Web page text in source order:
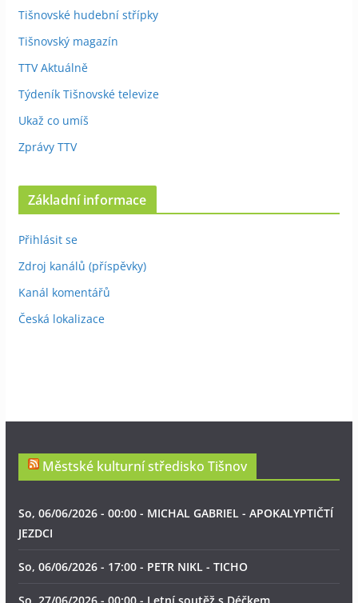
Tišnovské hudební střípky
Tišnovský magazín
TTV Aktuálně
Týdeník Tišnovské televize
Ukaž co umíš
Zprávy TTV
Základní informace
Přihlásit se
Zdroj kanálů (příspěvky)
Kanál komentářů
Česká lokalizace
Městské kulturní středisko Tišnov
So, 06/06/2026 - 00:00 - MICHAL GABRIEL - APOKALYPTIČTÍ
JEZDCI
So, 06/06/2026 - 17:00 - PETR NIKL - TICHO